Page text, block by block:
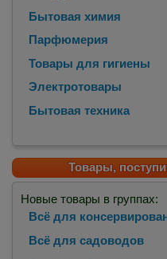
Бытовая химия
Парфюмерия
Товары для гигиены
Электротовары
Бытовая техника
Товары,
Новые товары в группах:
Всё для
Всё для садоводов